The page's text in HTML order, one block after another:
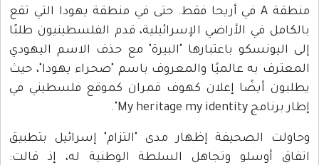
منطقة A في أريحا فقط. حتى في منطقة يهودا التي تقع
بالكامل في الأراضي الإسرائيلية، قدم الفلسطينيون طلبًا
إلى اليونسكو باعتبارها "البيرة" مع حذف الاسم اليهودي
المعترف به عالميًا والمعروف باسم "صحراء يهودا"، حيث
يطلبون أيضًا إعلان كهوف قمران كموقع فلسطيني في
إطار برنامج My heritage my identity".
وحاولت الصحيفة إظهار مدى "التزام" إسرائيل بتطبيق
اتفاق أوسلو وتجاهل السلطة الوطنية له، إذ قالت: